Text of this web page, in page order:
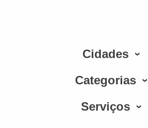
Cidades
Categorias
Serviços